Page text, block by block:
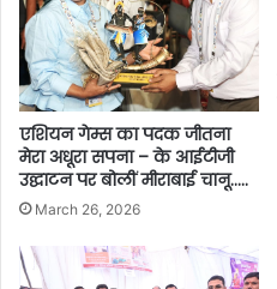
एशियन गेम्स का पदक जीतना
मेरा अधूरा सपना – के आईटीजी
उद्घाटन पर बोलीं मीराबाई चानू…..
March 26, 2026